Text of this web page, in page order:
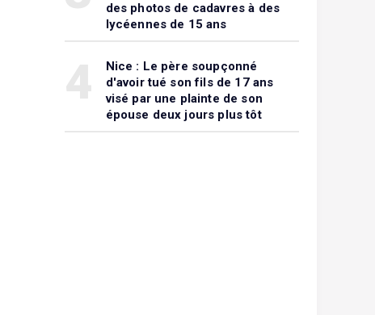
des photos de cadavres à des
lycéennes de 15 ans
Nice : Le père soupçonné
d'avoir tué son fils de 17 ans
visé par une plainte de son
épouse deux jours plus tôt